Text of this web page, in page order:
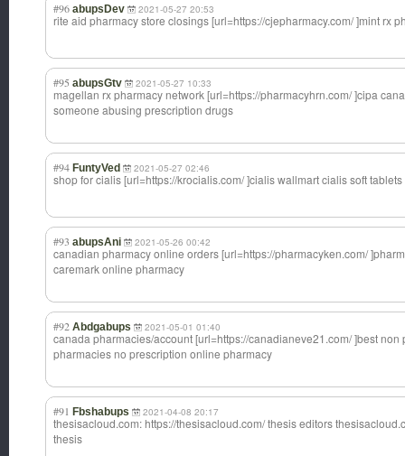
#96 abupsDev 2021-05-27 20:53
rite aid pharmacy store closings [url=https://cjepharmacy.com/ ]mint rx
#95 abupsGtv 2021-05-27 10:33
magellan rx pharmacy network [url=https://pharmacyhrn.com/ ]cipa
someone abusing prescription drugs
#94 FuntyVed 2021-05-27 02:46
shop for cialis [url=https://krocialis.com/ ]cialis wallmart cialis soft tablets
#93 abupsAni 2021-05-26 00:42
canadian pharmacy online orders [url=https://pharmacyken.com/
caremark online pharmacy
#92 Abdgabups 2021-05-01 01:40
canada pharmacies/account [url=https://canadianeve21.com/ ]best non
pharmacies no prescription online pharmacy
#91 Fbshabups 2021-04-08 20:17
thesisacloud.com: https://thesisacloud.com/ thesis editors
thesis